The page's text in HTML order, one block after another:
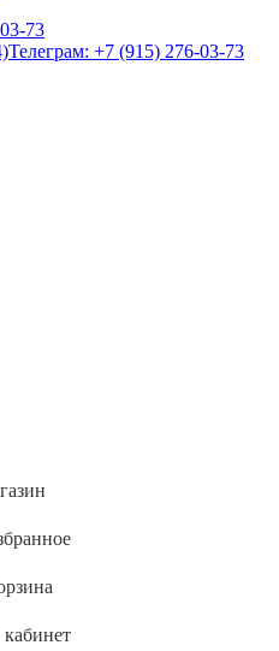
73
Телеграм: +7 (915) 276-03-73